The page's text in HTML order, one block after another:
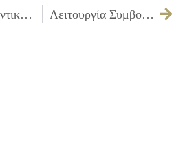
Διήμερη εθελοντική αιμοδοσία τον Ιούνιο στον Δήμο Ιλίου Λειτουργία Συμβουλευτικού Σταθμού για την Άνοια του Δήμου Ιλίου